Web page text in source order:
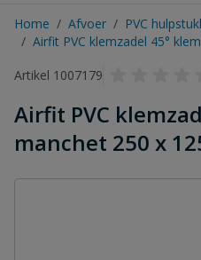
Home / Afvoer / PVC
/ Airfit PVC klemzadel 45°
Artikel 1007179
Airfit PVC
manchet 250 x